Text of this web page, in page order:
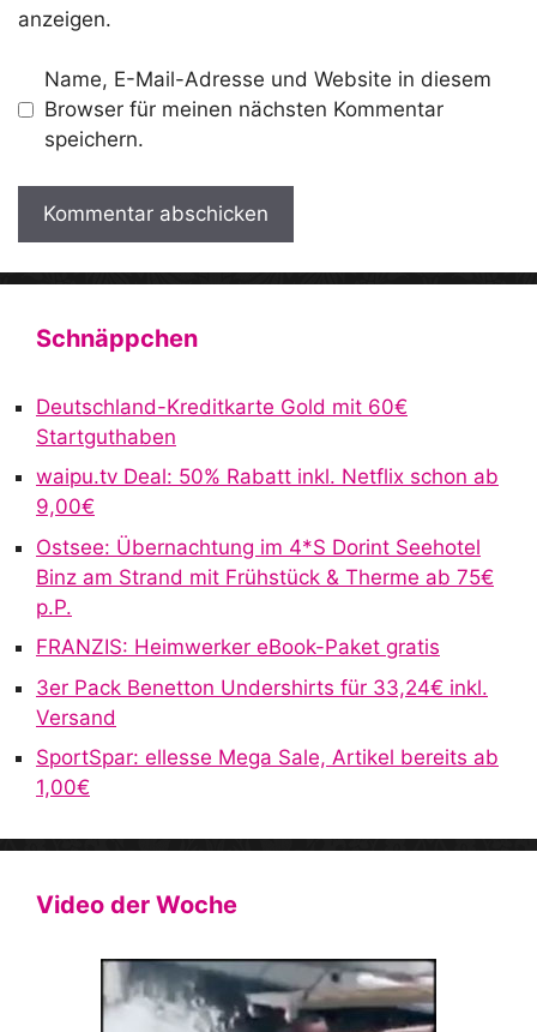
anzeigen.
Name, E-Mail-Adresse und Website in diesem
Browser für meinen nächsten Kommentar
speichern.
A
n
t
Schnäppchen
Deutschland-Kreditkarte Gold mit 60€
Startguthaben
waipu.tv Deal: 50% Rabatt inkl. Netflix schon ab
9,00€
Ostsee: Übernachtung im 4*S Dorint Seehotel
Binz am Strand mit Frühstück & Therme ab 75€
p.P.
FRANZIS: Heimwerker eBook-Paket gratis
3er Pack Benetton Undershirts für 33,24€ inkl.
Versand
SportSpar: ellesse Mega Sale, Artikel bereits ab
1,00€
Video der Woche